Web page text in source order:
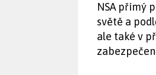
NSA přímý
světě a
ale také v